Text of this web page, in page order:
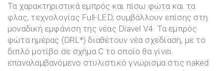
Τα χαρακτηριστικά εμπρός και πίσω φώτα και τα
φλας, τεχνολογίας Full-LED, συμβάλλουν επίσης στη
μοναδική εμφάνιση της νέας Diavel V4. Τα εμπρός
φώτα ημέρας (DRL*) διαθέτουν νέα σχεδίαση, με το
διπλό μοτίβο σε σχήμα C το οποίο θα γίνει
επαναλαμβανόμενο στυλιστικό γνώρισμα στις naked